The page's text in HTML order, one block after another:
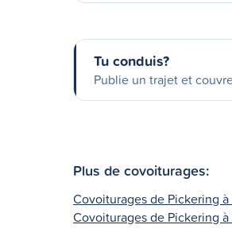
Tu conduis?
Publie un trajet et
Plus de covoiturages:
Covoiturages de Pickering
Covoiturages de Pickering